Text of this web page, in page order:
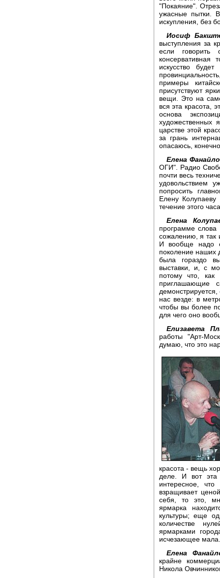
"Покаяние".
ужасные пытки.
искупления, без
Иосиф
выступления за
если говорить
искусство
примеры
присутствуют
вещи. Это на
вся эта красота,
основа
царстве этой
за грань
опасаюсь,
Елена
ОГИ". Радио
почти весь
удовольствием
попросить
Елену
течение этого
Елена
программе слова
сожалению, я так
И вообще надо
поколение наших
была гораздо
выставки, и, с
потому что,
приглашающие
нас везде: в
чтобы вы более
для чего оно
Елизавета
работы "Арт-
думаю, что это
красота - вещь
деле. И вот эта
интересное,
взращивает
себя, то это,
ярмарка
культуры; еще
количестве
ярмарками
исчезающее мала.
Елена
крайне
Никола